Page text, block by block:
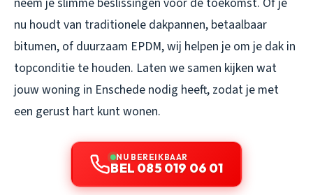
nu houdt van traditionele dakpannen, betaalbaar
bitumen, of duurzaam EPDM, wij helpen je om je dak in
topconditie te houden. Laten we samen kijken wat
jouw woning in Enschede nodig heeft, zodat je met
een gerust hart kunt wonen.
NU BEREIKBAAR
BEL 085 019 06 01